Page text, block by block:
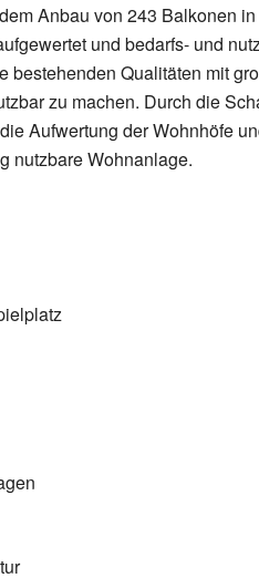
Anbau von 243 Balkonen
und bedarfs- und
bestehenden Qualitäten mit
zu machen. Durch die
Aufwertung der Wohnhöfe
nutzbare Wohnanlage.